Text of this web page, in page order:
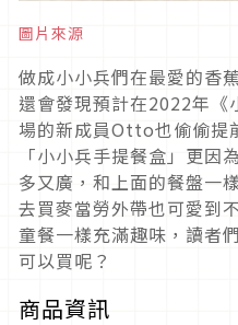
圖片來源
做成小小兵們在最愛的香
還會發現預計在2022年《
場的新成員Otto也偷偷提
「小小兵手提餐盒」更因
多又廣，和上面的餐盤一
去買麥當勞外帶也可愛到
童餐一樣充滿趣味，讀者
可以買呢？
商品資訊